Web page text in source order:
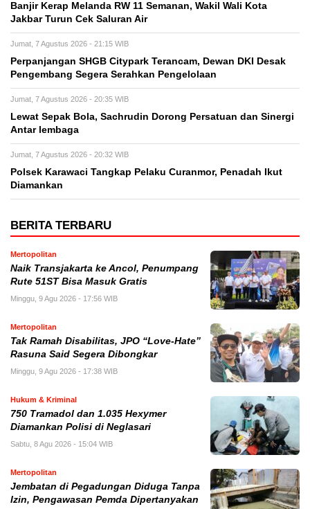
Banjir Kerap Melanda RW 11 Semanan, Wakil Wali Kota
Jakbar Turun Cek Saluran Air
Jumat, 7 Agustus 2026 - 21:15 WIB
Perpanjangan SHGB Citypark Terancam, Dewan DKI Desak
Pengembang Segera Serahkan Pengelolaan
Jumat, 7 Agustus 2026 - 20:35 WIB
Lewat Sepak Bola, Sachrudin Dorong Persatuan dan Sinergi
Antar lembaga
Jumat, 7 Agustus 2026 - 20:32 WIB
Polsek Karawaci Tangkap Pelaku Curanmor, Penadah Ikut
Diamankan
BERITA TERBARU
Mertopolitan
Naik Transjakarta ke Ancol, Penumpang
Rute 51ST Bisa Masuk Gratis
Minggu, 9 Agu 2026 - 17:56 WIB
Mertopolitan
Tak Ramah Disabilitas, JPO “Love-Hate”
Rasuna Said Segera Dibongkar
Minggu, 9 Agu 2026 - 17:38 WIB
Hukum & Kriminal
750 Tramadol dan 1.035 Hexymer
Diamankan Polisi di Neglasari
Sabtu, 8 Agu 2026 - 15:04 WIB
Mertopolitan
Jembatan di Pegadungan Diduga Tanpa
Izin, Pengawasan Pemda Dipertanyakan